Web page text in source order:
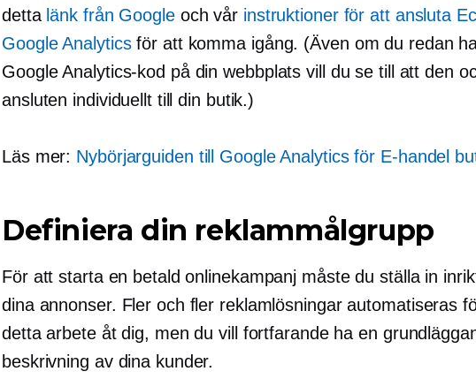
detta länk från Googleoch vår instruktioner för att ansluta
Google Analyticsför att komma igång. (Även om du redan
Google Analytics-kod på din webbplats vill du se till att den
ansluten individuellt till din butik.)
Läs mer: Nybörjarguiden till Google Analytics för E-handel
Definiera din reklammålgrupp
För att starta en betald onlinekampanj måste du ställa in
dina annonser. Fler och fler reklamlösningar automatiseras
detta arbete åt dig, men du vill fortfarande ha en
beskrivning av dina kunder.